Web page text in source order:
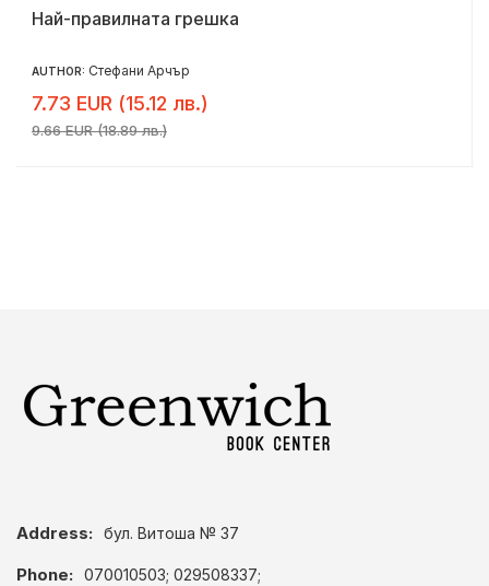
Най-правилната грешка
AUTHOR: Стефани Арчър
7.73 EUR (15.12 лв.)
9.66 EUR (18.89 лв.)
Address: бул. Витоша № 37
Phone: 070010503; 029508337;